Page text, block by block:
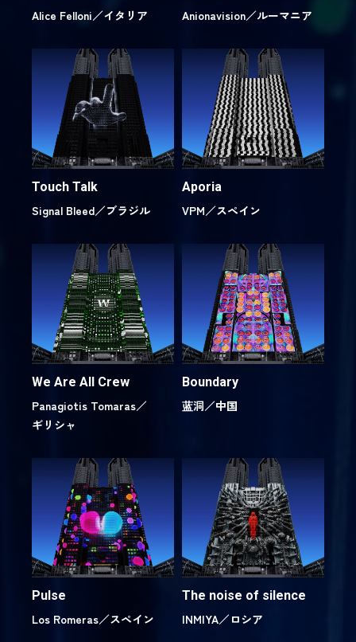
Alice Felloni／イタリア Anionavision／ルーマニア
Touch Talk
Signal Bleed／ブラジル
Aporia
VPM／スペイン
We Are All Crew
Panagiotis Tomaras／
ギリシャ
Boundary
蓝洞／中国
Pulse
Los Romeras／スペイン
The noise of silence
INMIYA／ ロシア